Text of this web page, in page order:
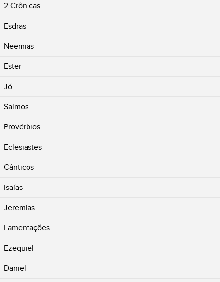
2 Crônicas
Esdras
Neemias
Ester
Jó
Salmos
Provérbios
Eclesiastes
Cânticos
Isaías
Jeremias
Lamentações
Ezequiel
Daniel